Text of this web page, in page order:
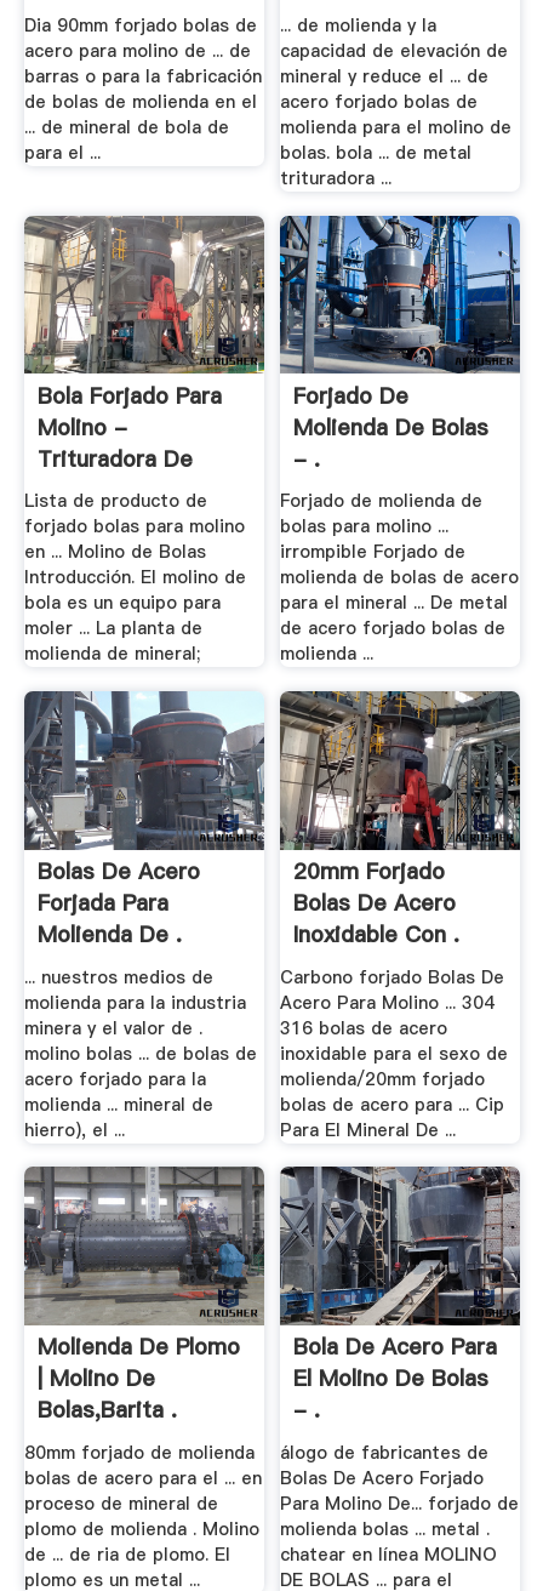
Dia 90mm forjado bolas de
acero para molino de ... de
barras o para la fabricación
de bolas de molienda en el
... de mineral de bola de
para el ...
... de molienda y la
capacidad de elevación de
mineral y reduce el ... de
acero forjado bolas de
molienda para el molino de
bolas. bola ... de metal
trituradora ...
Bola Forjado Para
Molino -
Trituradora De
Precio ...
Lista de producto de
forjado bolas para molino
en ... Molino de Bolas
Introducción. El molino de
bola es un equipo para
moler ... La planta de
molienda de mineral;
Forjado De
Molienda De Bolas
- .
Forjado de molienda de
bolas para molino ...
irrompible Forjado de
molienda de bolas de acero
para el mineral ... De metal
de acero forjado bolas de
molienda ...
Bolas De Acero
Forjada Para
Molienda De .
... nuestros medios de
molienda para la industria
minera y el valor de .
molino bolas ... de bolas de
acero forjado para la
molienda ... mineral de
hierro), el ...
20mm Forjado
Bolas De Acero
Inoxidable Con .
Carbono forjado Bolas De
Acero Para Molino ... 304
316 bolas de acero
inoxidable para el sexo de
molienda/20mm forjado
bolas de acero para ... Cip
Para El Mineral De ...
Molienda De Plomo
| Molino De
Bolas,Barita .
80mm forjado de molienda
bolas de acero para el ... en
proceso de mineral de
plomo de molienda . Molino
de ... de ria de plomo. El
plomo es un metal ...
Bola De Acero Para
El Molino De Bolas
- .
álogo de fabricantes de
Bolas De Acero Forjado
Para Molino De... forjado de
molienda bolas ... metal .
chatear en línea MOLINO
DE BOLAS ... para el